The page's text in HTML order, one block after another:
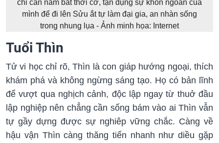
chỉ cần nắm bắt thời cơ, tận dụng sự khôn ngoan của
mình để đi lên Sửu ắt tự làm đại gia, an nhàn sống
trong nhung lụa - Ảnh minh họa: Internet
Tuổi Thìn
Tử vi học chỉ rõ, Thìn là con giáp hướng ngoại, thích
khám phá và không ngừng sáng tạo. Họ có bản lĩnh
để vượt qua nghịch cảnh, độc lập ngay từ thuở đầu
lập nghiệp nên chẳng cần sống bám vào ai Thìn vẫn
tự gầy dựng được sự nghiêp vững chắc. Càng về
hậu vận Thìn càng thăng tiến nhanh như diều gặp